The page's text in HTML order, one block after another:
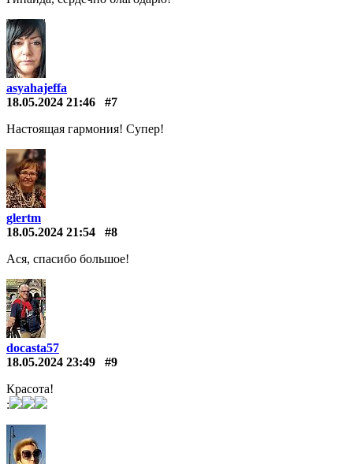
asyahajeffa
18.05.2024 21:46
#7
Настоящая гармония! Супер!
glertm
18.05.2024 21:54
#8
Ася, спасибо большое!
docasta57
18.05.2024 23:49
#9
Красота!
: